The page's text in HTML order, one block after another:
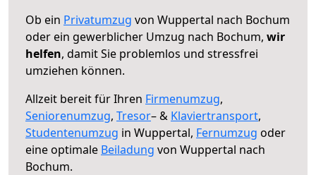
Ob ein Privatumzug von Wuppertal nach Bochum
oder ein gewerblicher Umzug nach Bochum, wir
helfen, damit Sie problemlos und stressfrei
umziehen können.
Allzeit bereit für Ihren Firmenumzug,
Seniorenumzug, Tresor– & Klaviertransport,
Studentenumzug in Wuppertal, Fernumzug oder
eine optimale Beiladung von Wuppertal nach
Bochum.